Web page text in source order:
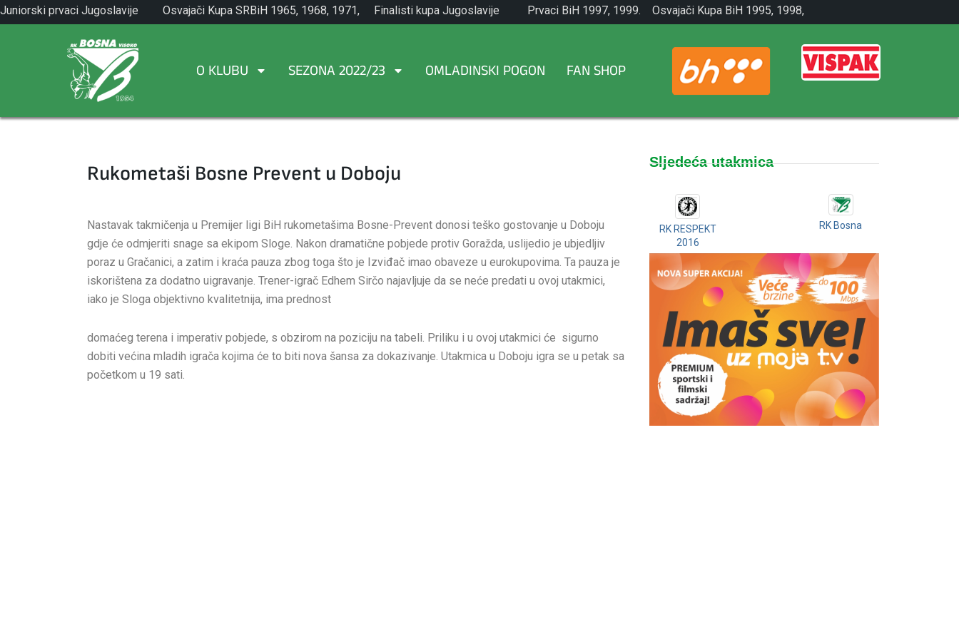
Skip
to
Juniorski prvaci Jugoslavije
1971.
Osvajači Kupa SRBiH 1965, 1968, 1971,
1982.
Finalisti kupa Jugoslavije
1965.
Prvaci BiH 1997, 1999.
Osvajači Kupa BiH 1995, 1998,
2001.
O KLUBU SEZONA 2022/23 OMLADINSKI POGON FAN SHOP
Rukometaši Bosne Prevent u Doboju
Nastavak takmičenja u Premijer ligi BiH rukometašima Bosne-Prevent donosi teško gostovanje u Doboju
gdje će odmjeriti snage sa ekipom Sloge. Nakon dramatične pobjede protiv Goražda, uslijedio je ubjedljiv
poraz u Gračanici, a zatim i kraća pauza zbog toga što je Izviđač imao obaveze u eurokupovima. Ta pauza je
iskorištena za dodatno uigravanje. Trener-igrač Edhem Sirčo najavljuje da se neće predati u ovoj utakmici,
iako je Sloga objektivno kvalitetnija, ima prednost
domaćeg terena i imperativ pobjede, s obzirom na poziciju na tabeli. Priliku i u ovoj utakmici će sigurno
dobiti većina mladih igrača kojima će to biti nova šansa za dokazivanje. Utakmica u Doboju igra se u petak sa
početkom u 19 sati.
Sljedeća utakmica
RK RESPEKT
2016
RK Bosna